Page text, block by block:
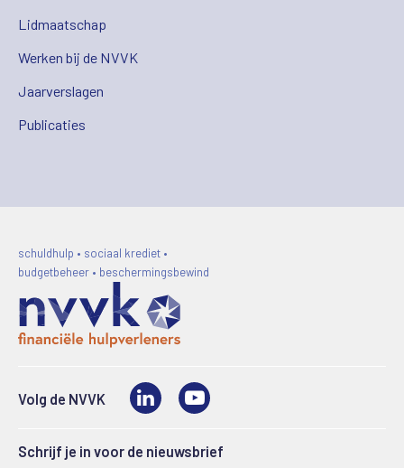
Lidmaatschap
Werken bij de NVVK
Jaarverslagen
Publicaties
schuldhulp • sociaal krediet •
budgetbeheer • beschermingsbewind
Volg de NVVK LinkedIn
Schrijf je in voor de nieuwsbrief